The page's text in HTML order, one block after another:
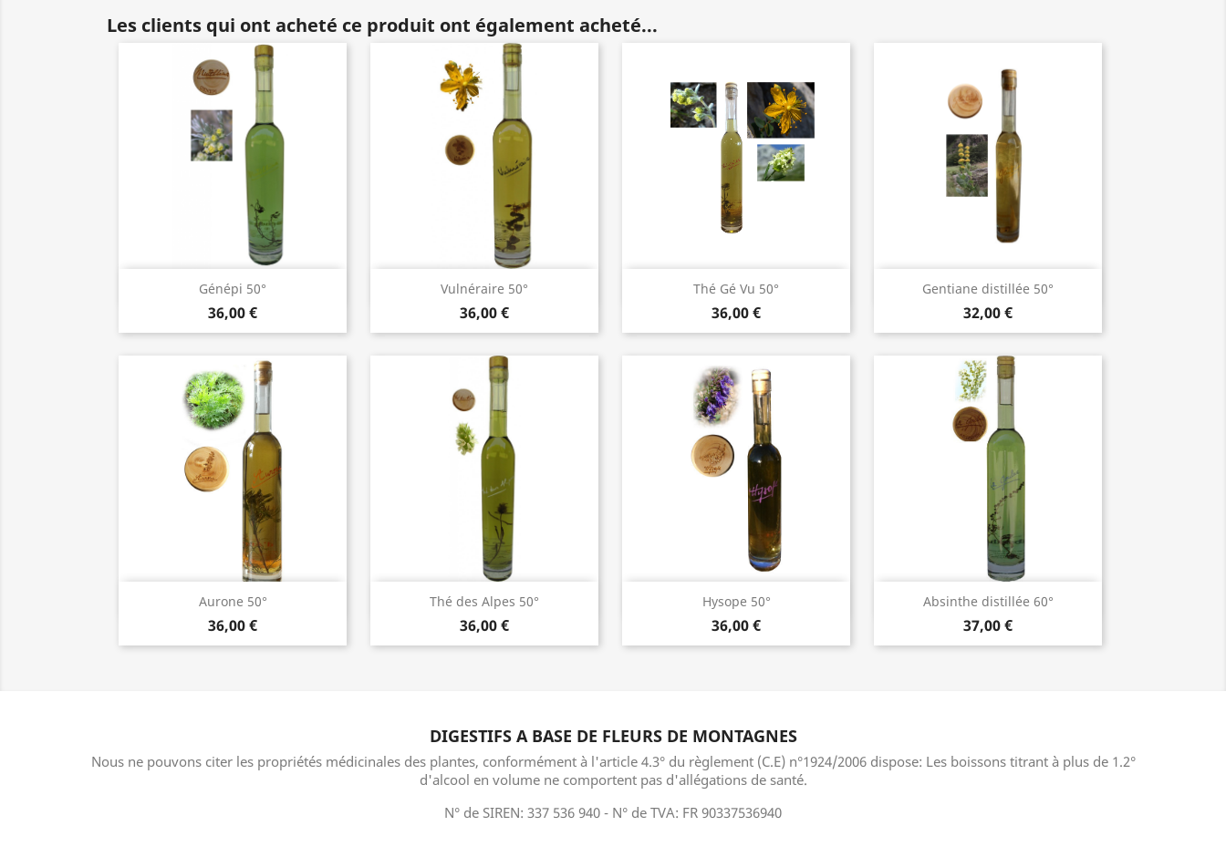
Les clients qui ont acheté ce produit ont également acheté...
Génépi 50°
36,00 €
Aperçu rapide Vulnéraire 50°
36,00 €
Aperçu rapide Thé Gé Vu 50°
36,00 €
Aperçu rapide Gentiane distillée 50°
32,00 €
Aperçu rapide
Aurone 50°
36,00 €
Aperçu rapide Thé des Alpes 50°
36,00 €
Aperçu rapide Hysope 50°
36,00 €
Aperçu rapide Absinthe distillée 60°
37,00 €
Aperçu rapide
DIGESTIFS A BASE DE FLEURS DE MONTAGNES
Nous ne pouvons citer les propriétés médicinales des plantes, conformément à l'article 4.3° du règlement (C.E) n°1924/2006 dispose: Les boissons titrant à plus de 1.2°
d'alcool en volume ne comportent pas d'allégations de santé.
N° de SIREN: 337 536 940 - N° de TVA: FR 90337536940